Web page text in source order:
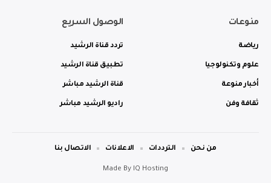
منوعات
رياضة
علوم وتكنولوجيا
أخبار منوعة
ثقافة وفن
الوصول السريع
تردد قناة الرشيد
تطبيق قناة الرشيد
قناة الرشيد مباشر
راديو الرشيد مباشر
Made By IQ Hosting
من نحن الترددات الاعلانات الاتصال بنا